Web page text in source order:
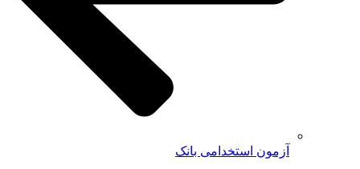
آزمون استخدامی بانک